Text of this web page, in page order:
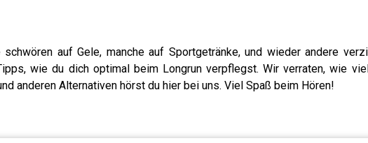
auf Gele, manche auf Sportgetränke, und wieder andere
wie du dich optimal beim Longrun verpflegst. Wir verraten, wie
anderen Alternativen hörst du hier bei uns. Viel Spaß beim Hören!